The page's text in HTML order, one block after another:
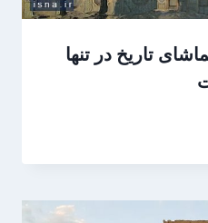
تاریخ در تنها